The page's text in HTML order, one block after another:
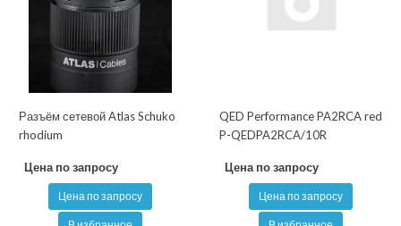
Разъём сетевой Atlas Schuko
rhodium
Цена по запросу
Цена по запросу
QED Performance PA2RCA red
P-QEDPA2RCA/10R
Цена по запросу
Цена по запросу